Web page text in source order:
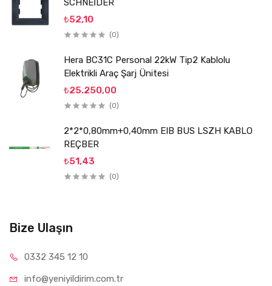
SCHNEİDER
₺52,10
(0)
Hera BC31C Personal 22kW Tip2 Kablolu
Elektrikli Araç Şarj Ünitesi
₺25.250,00
(0)
2*2*0,80mm+0,40mm EIB BUS LSZH KABLO
REÇBER
₺51,43
(0)
Bize Ulaşın
0332 345 12 10
info@yeniyildirim.com.tr